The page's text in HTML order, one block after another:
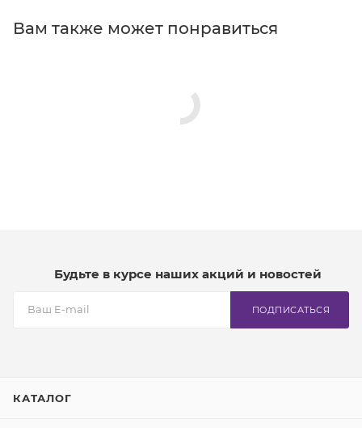
Вам также может понравиться
Будьте в курсе наших акций и новостей
ПОДПИСАТЬСЯ
КАТАЛОГ